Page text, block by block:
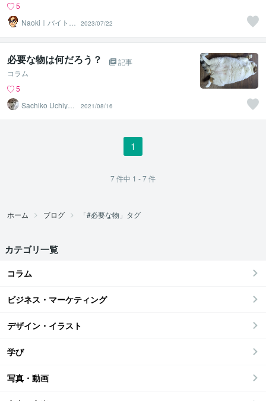
5
Naoki｜バイトデ
2023/07/22
必要な物は何だろう？
記事
コラム
5
Sachiko Uchiya
2021/08/16
1
7件中 1 - 7件
ホーム ブログ 「#必要な物」タグ
カテゴリ一覧
コラム
ビジネス・マーケティング
デザイン・イラスト
学び
写真・動画